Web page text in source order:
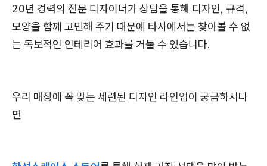
20년 경력의 전문 디자이너가 상담을 통해 디자인, 규격,
모양을 함께 고민해 주기 때문에 타사에서는 찾아볼 수 없
는 독보적인 인테리어 효과를 거둘 수 있습니다.
우리 매장에 꼭 맞는 세련된 디자인 라인업이 궁금하시다
면